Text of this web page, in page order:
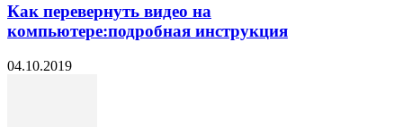
Как перевернуть видео на
компьютере:подробная инструкция
04.10.2019